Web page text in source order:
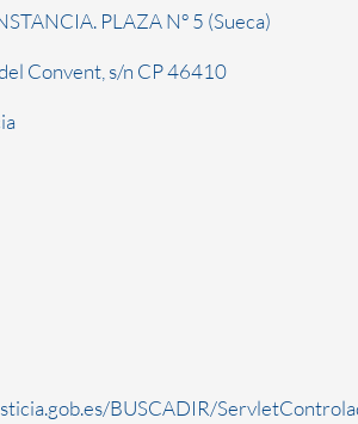
PLAZA Nº 5 (Sueca)
Convent, s/n CP 46410
BUSCADIR/